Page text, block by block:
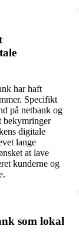
har haft
Specifikt
på netbank og
bekymringer
digitale
lange
at lave
kunderne og
som lokal